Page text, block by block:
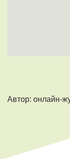
Автор: онлайн-